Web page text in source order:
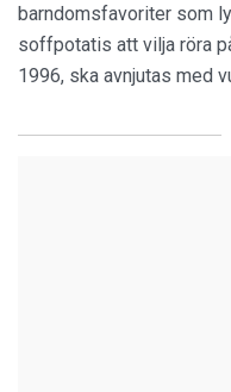
barndomsfavoriter som
soffpotatis att vilja röra
1996, ska avnjutas med